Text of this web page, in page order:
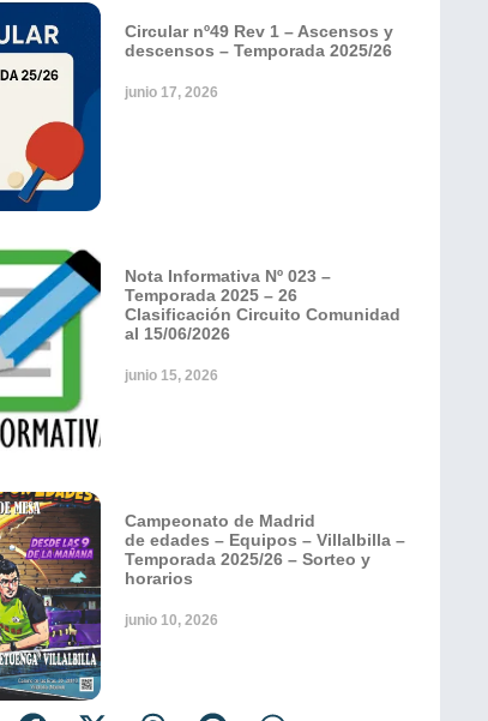
Circular nº49 Rev 1 – Ascensos y
descensos – Temporada 2025/26
junio 17, 2026
Nota Informativa Nº 023 –
Temporada 2025 – 26
Clasificación Circuito Comunidad
al 15/06/2026
junio 15, 2026
Campeonato de Madrid
de edades – Equipos – Villalbilla –
Temporada 2025/26 – Sorteo y
horarios
junio 10, 2026